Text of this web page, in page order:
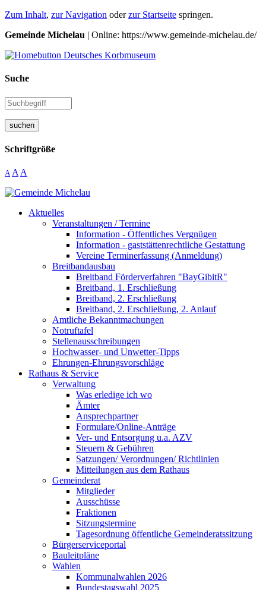
Zum Inhalt, zur Navigation oderzur Startseite springen.
Gemeinde Michelau | Online: https://www.gemeinde-michelau.de/
Suche
suchen
Schriftgröße
A A A
Aktuelles
Veranstaltungen / Termine
Information - Öffentliches Vergnügen
Information - gaststättenrechtliche Gestattung
Vereine Terminerfassung (Anmeldung)
Breitbandausbau
Breitband Förderverfahren "BayGibitR"
Breitband, 1. Erschließung
Breitband, 2. Erschließung
Breitband, 2. Erschließung, 2. Anlauf
Amtliche Bekanntmachungen
Notruftafel
Stellenausschreibungen
Hochwasser- und Unwetter-Tipps
Ehrungen-Ehrungsvorschläge
Rathaus & Service
Verwaltung
Was erledige ich wo
Ämter
Ansprechpartner
Formulare/Online-Anträge
Ver- und Entsorgung u.a. AZV
Steuern & Gebühren
Satzungen/ Verordnungen/ Richtlinien
Mitteilungen aus dem Rathaus
Gemeinderat
Mitglieder
Ausschüsse
Fraktionen
Sitzungstermine
Tagesordnung öffentliche Gemeinderatssitzung
Bürgerserviceportal
Bauleitpläne
Wahlen
Kommunalwahlen 2026
Bundestagswahl 2025